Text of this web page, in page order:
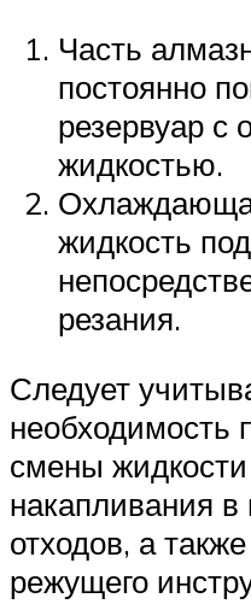
Часть
постоянно
резервуар
жидкостью.
жидкость
резания.
Следует
необходимость
смены
накапливания
отходов, а
режущего